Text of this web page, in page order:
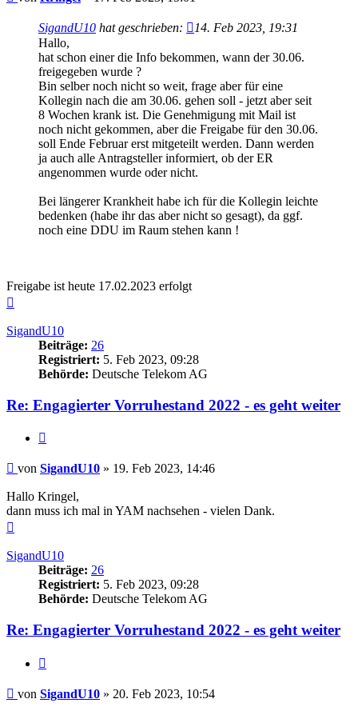
SigandU10 hat geschrieben:
14. Feb 2023, 19:31
Hallo,
hat schon einer die Info bekommen, wann der 30.06.
freigegeben wurde ?
Bin selber noch nicht so weit, frage aber für eine
Kollegin nach die am 30.06. gehen soll - jetzt aber seit
8 Wochen krank ist. Die Genehmigung mit Mail ist
noch nicht gekommen, aber die Freigabe für den 30.06.
soll Ende Februar erst mitgeteilt werden. Dann werden
ja auch alle Antragsteller informiert, ob der ER
angenommen wurde oder nicht.
Bei längerer Krankheit habe ich für die Kollegin leichte
bedenken (habe ihr das aber nicht so gesagt), da ggf.
noch eine DDU im Raum stehen kann !
Freigabe ist heute 17.02.2023 erfolgt
SigandU10
Beiträge: 26
Registriert: 5. Feb 2023, 09:28
Behörde: Deutsche Telekom AG
Re: Engagierter Vorruhestand 2022 - es geht weiter
Beitrag
von SigandU10 » 19. Feb 2023, 14:46
Hallo Kringel,
dann muss ich mal in YAM nachsehen - vielen Dank.
SigandU10
Beiträge: 26
Registriert: 5. Feb 2023, 09:28
Behörde: Deutsche Telekom AG
Re: Engagierter Vorruhestand 2022 - es geht weiter
Beitrag
von SigandU10 » 20. Feb 2023, 10:54